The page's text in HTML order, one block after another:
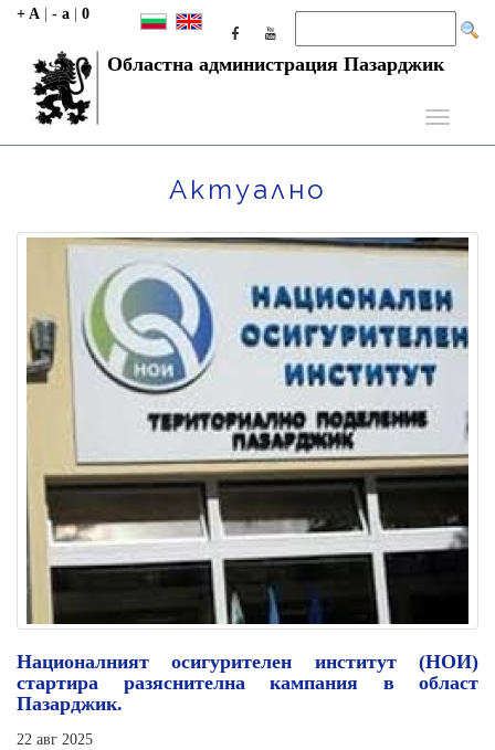
+ A - a 0
Областна администрация Пазарджик
Toggle
Актуално
Националният осигурителен институт (НОИ)
стартира разяснителна кампания в област
Пазарджик.
22 авг 2025